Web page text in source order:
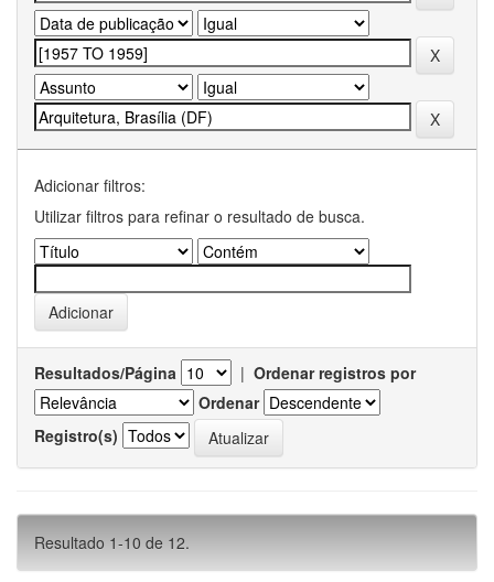
Adicionar filtros:
Utilizar filtros para refinar o resultado de busca.
Resultados/Página | Ordenar registros por
Ordenar
Registro(s)
Resultado 1-10 de 12.